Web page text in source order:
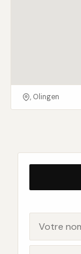
, Olingen